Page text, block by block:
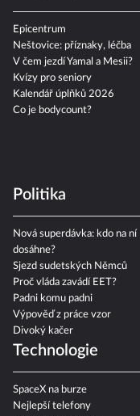
Epicentrum
Neštovice: příznaky, léčba
V čem jezdí Yamal a Mesii?
Kvízy pro seniory
Kalendář úplňků 2026
Co je bodycount?
Politika
Nová superdávka: kdo na ní
dosáhne?
Sjezd sudetských Němců
Proč vláda zavádí EET?
Padni komu padni
Výpověď z práce vzor
Divoký kačer
Technologie
SpaceX na burze
Nejlepší telefony